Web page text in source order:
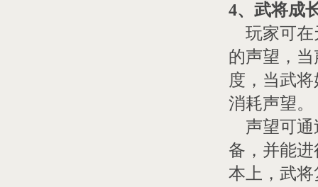
4、武将成
玩家可在
的声望，
度，当武
消耗声望。
声望可通
备，并能
本上，武